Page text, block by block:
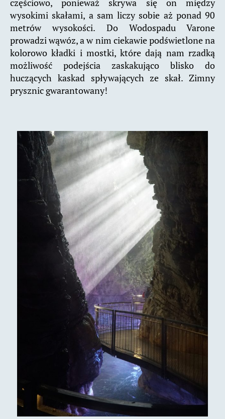
częściowo, ponieważ skrywa się on między
wysokimi skałami, a sam liczy sobie aż ponad 90
metrów wysokości. Do Wodospadu Varone
prowadzi wąwóz, a w nim ciekawie podświetlone na
kolorowo kładki i mostki, które dają nam rzadką
możliwość podejścia zaskakująco blisko do
huczących kaskad spływających ze skał. Zimny
prysznic gwarantowany!